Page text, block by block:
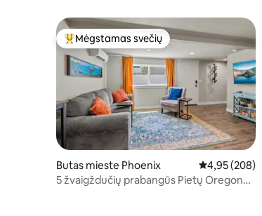
Svečių mėgstamiausias
Mėgstamas svečių
Butas mieste Phoenix Vidutinis
4,95 (208)
5 žvaigždučių prabangūs Pietų Oregono